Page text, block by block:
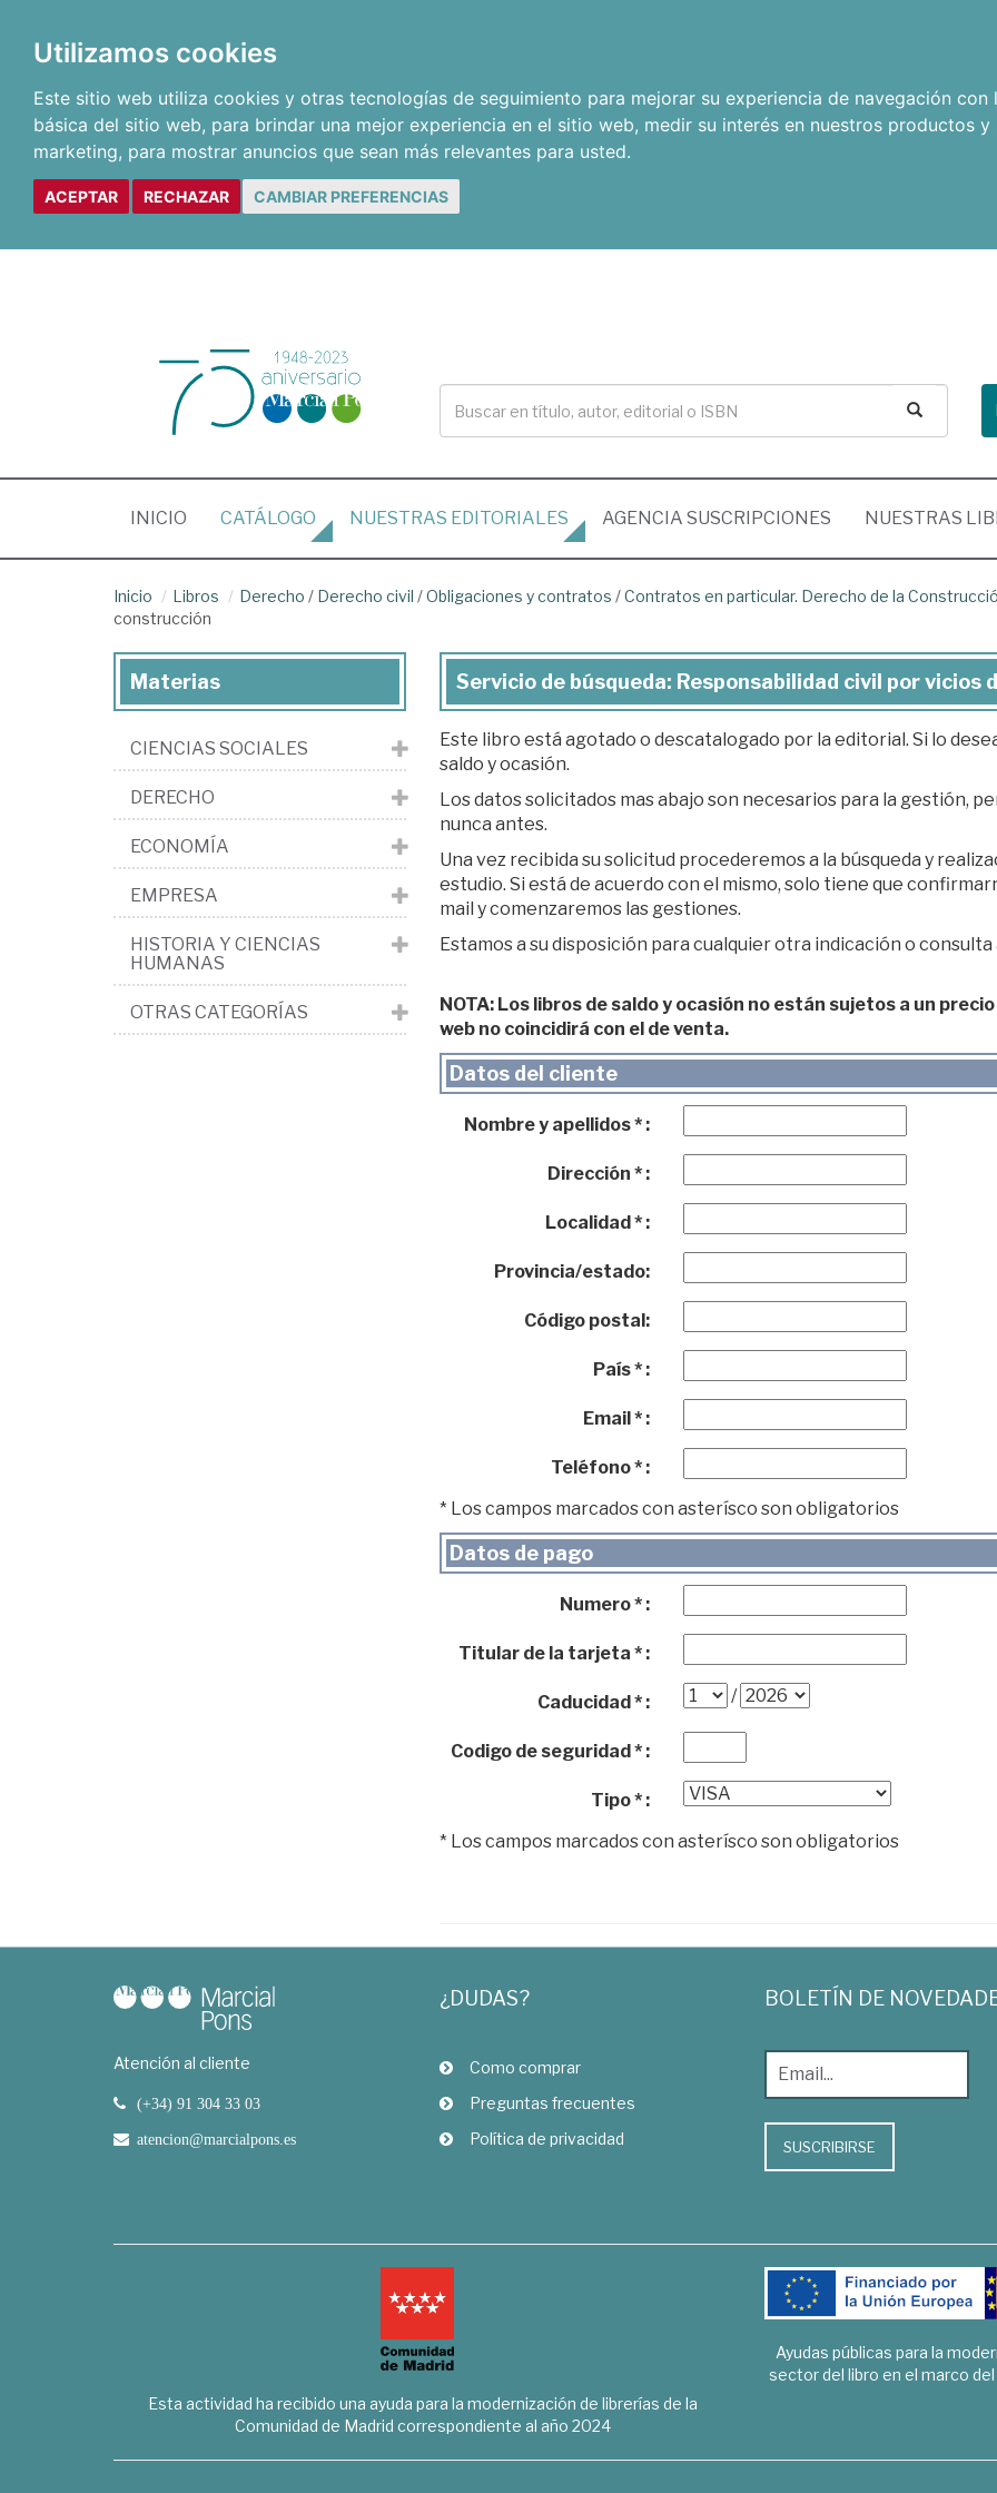
Utilizamos cookies
Este sitio web utiliza cookies y otras tecnologías de seguimiento para mejorar su experiencia de navegación con
básica del sitio web, para brindar una mejor experiencia en el sitio web, medir su interés en nuestros productos
marketing, para mostrar anuncios que sean más relevantes para usted.
ACEPTAR RECHAZAR CAMBIAR PREFERENCIAS
INICIO (CURRENT)
CATÁLOGO NUESTRAS EDITORIALES AGENCIA SUSCRIPCIONES NUESTRAS
Inicio Libros Derecho / Derecho civil /Obligaciones y contratos /Contratos en particular. Derecho de la
construcción
Servicio de búsqueda: Responsabilidad civil por vicios
Este libro está agotado o descatalogado por la editorial. Si lo
saldo y ocasión.
Los datos solicitados mas abajo son necesarios para la gestión,
nunca antes.
Una vez recibida su solicitud procederemos a la búsqueda y
estudio. Si está de acuerdo con el mismo, solo tiene que confirmarnos su presupuesto en respuesta a nuestro e-
mail y comenzaremos las gestiones.
Estamos a su disposición para cualquier otra indicación o
NOTA: Los libros de saldo y ocasión no están sujetos a un
web no coincidirá con el de venta.
Datos del cliente
Nombre y apellidos * :
Dirección * :
Localidad * :
Provincia/estado:
Código postal:
País * :
Email * :
Teléfono * :
* Los campos marcados con asterísco son obligatorios
Datos de pago
Numero * :
Titular de la tarjeta * :
Caducidad * : /
Codigo de seguridad * :
Tipo * :
* Los campos marcados con asterísco son obligatorios
Materias
CIENCIAS SOCIALES
DERECHO
ECONOMÍA
EMPRESA
HISTORIA Y CIENCIAS
HUMANAS
OTRAS CATEGORÍAS
Atención al cliente
(+34) 91 304 33 03
atencion@marcialpons.es
¿DUDAS?
Como comprar
Preguntas frecuentes
Política de privacidad
BOLETÍN DE
SUSCRIBIRSE
Esta actividad ha recibido una ayuda para la modernización de librerías de la
Comunidad de Madrid correspondiente al año 2024
Ayudas públicas para la
sector del libro en el marco